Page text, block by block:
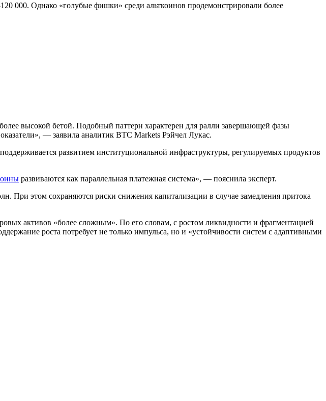
000. Однако «голубые фишки» среди альткоинов продемонстрировали более
высокой бетой. Подобный паттерн характерен для ралли завершающей фазы
— заявила аналитик BTC Markets Рэйчел Лукас.
развитием институциональной инфраструктуры, регулируемых продуктов
развиваются как параллельная платежная система», — пояснила эксперт.
При этом сохраняются риски снижения капитализации в случае замедления притока
активов «более сложным». По его словам, с ростом ликвидности и фрагментацией
роста потребует не только импульса, но и «устойчивости систем с адаптивными